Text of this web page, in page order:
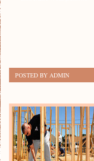
POSTED BY ADMIN